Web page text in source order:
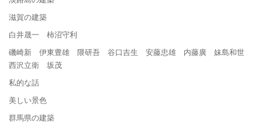
滋賀の建築
白井晟一 柿沼守利
磯崎新 伊東豊雄 隈研吾 谷口吉生 安藤忠雄 内藤廣 妹島和世
西沢立衛 坂茂
私的な話
美しい景色
群馬県の建築